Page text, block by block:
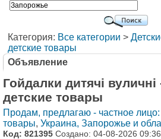
Категория: Все категории >
детские товары
Объявление
Гойдалки дитячі
детские товары
Продам, предлагаю - частное лицо:
товары, Украина, Запорожье и
Код: 821395 Создано: 04-08-2026 09:36